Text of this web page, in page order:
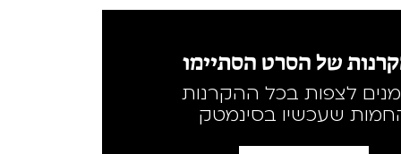
של הסרט הסתיימו
לצפות בכל ההקרנות
שעכשיו בסינמטק